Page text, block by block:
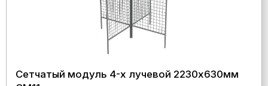
Сетчатый модуль 4-х лучевой 2230х630мм